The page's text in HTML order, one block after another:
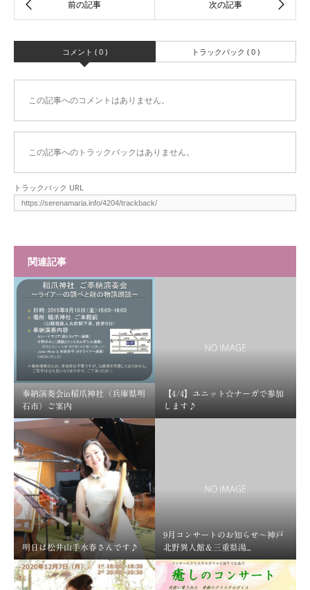
コメント ( 0 ) トラックバック ( 0 )
この記事へのコメントはありません。
この記事へのトラックバックはありません。
トラックバック URL
関連記事
奉納演奏会in稲爪神社（兵庫県明
石市）ご案内
【4/4】ユニット☆ナーガで参加
します♪
明日は松井山手水春さんです♪
9月コンサートのお知らせ～神戸
北野異人館＆三重県湯...